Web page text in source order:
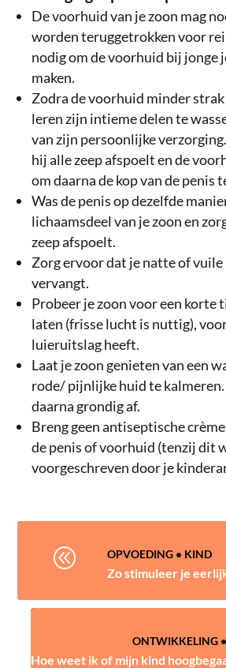
De voorhuid van je zoon mag
worden teruggetrokken voor
nodig om de voorhuid bij jonge
maken.
Zodra de voorhuid minder
leren zijn intieme delen te
van zijn persoonlijke
hij alle zeep afspoelt en de
om daarna de kop van de penis
Was de penis op dezelfde
lichaamsdeel van je zoon en
zeep afspoelt.
Zorg ervoor dat je natte of vuile
vervangt.
Probeer je zoon voor een korte
laten (frisse lucht is nuttig),
luieruitslag heeft.
Laat je zoon genieten van een
rode/ pijnlijke huid te
daarna grondig af.
Breng geen antiseptische
de penis of voorhuid (tenzij dit
voorgeschreven door je
@ OPVOEDING• KIND
Zo stimuleer je
ONTWIKKELING•
Hoe weet ik of mijn kind